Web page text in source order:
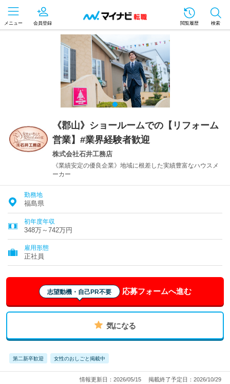
メニュー 会員登録 閲覧履歴 検索
《郡山》ショールームでの【リフォーム
営業】#業界経験者歓迎
株式会社石井工務店
《業績安定の優良企業》地域に根差した実績豊富なハウスメ
ーカー
勤務地
福島県
初年度年収
348万～742万円
雇用形態
正社員
志望動機・自己PR不要 応募フォームへ進む
気になる
第二新卒歓迎 女性のおしごと掲載中
情報更新日：2026/05/15 掲載終了予定日：2026/10/29